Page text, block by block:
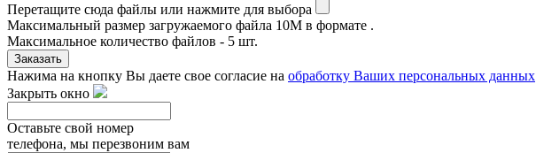
Перетащите сюда файлы или нажмите для выбора
Максимальный размер загружаемого файла 10M в формате .
Максимальное количество файлов - 5 шт.
Заказать
Нажима на кнопку Вы даете свое согласие на обработку Ваших персональных данных
Закрыть окно
Оставьте свой номер
телефона, мы перезвоним вам